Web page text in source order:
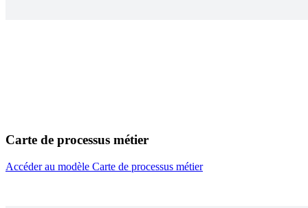
Carte de processus métier
Accéder au modèle Carte de processus métier